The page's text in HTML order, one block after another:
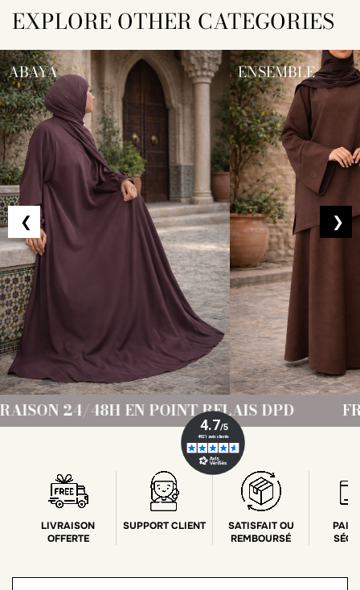
EXPLORE OTHER CATEGORIES
ABAYA ENSEMBLE
❮ ❯
RELAIS DPD FRAIS DE PORT OFFERT
LIVRAISON
OFFERTE
SUPPORT CLIENT
SATISFAIT OU
REMBOURSÉ